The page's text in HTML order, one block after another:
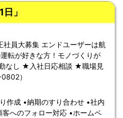
」
社員大募集 エンドユーザーは航
転が好きな方！モノづくりが
なし ★入社日応相談 ★職場見
）
作成 •納期のすり合わせ •社内
へのフォロー対応 •ホームペ